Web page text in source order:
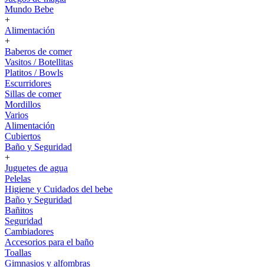
Mundo Bebe
+
Alimentación
+
Baberos de comer
Vasitos / Botellitas
Platitos / Bowls
Escurridores
Sillas de comer
Mordillos
Varios
Alimentación
Cubiertos
Baño y Seguridad
+
Juguetes de agua
Pelelas
Higiene y Cuidados del bebe
Baño y Seguridad
Bañitos
Seguridad
Cambiadores
Accesorios para el baño
Toallas
Gimnasios y alfombras